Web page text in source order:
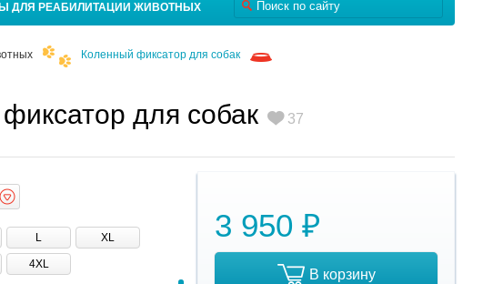
ДЛЯ РЕАБИЛИТАЦИИ ЖИВОТНЫХ
Коленный фиксатор для собак
для собак 37
L XL
4XL
3 950 ₽
В корзину